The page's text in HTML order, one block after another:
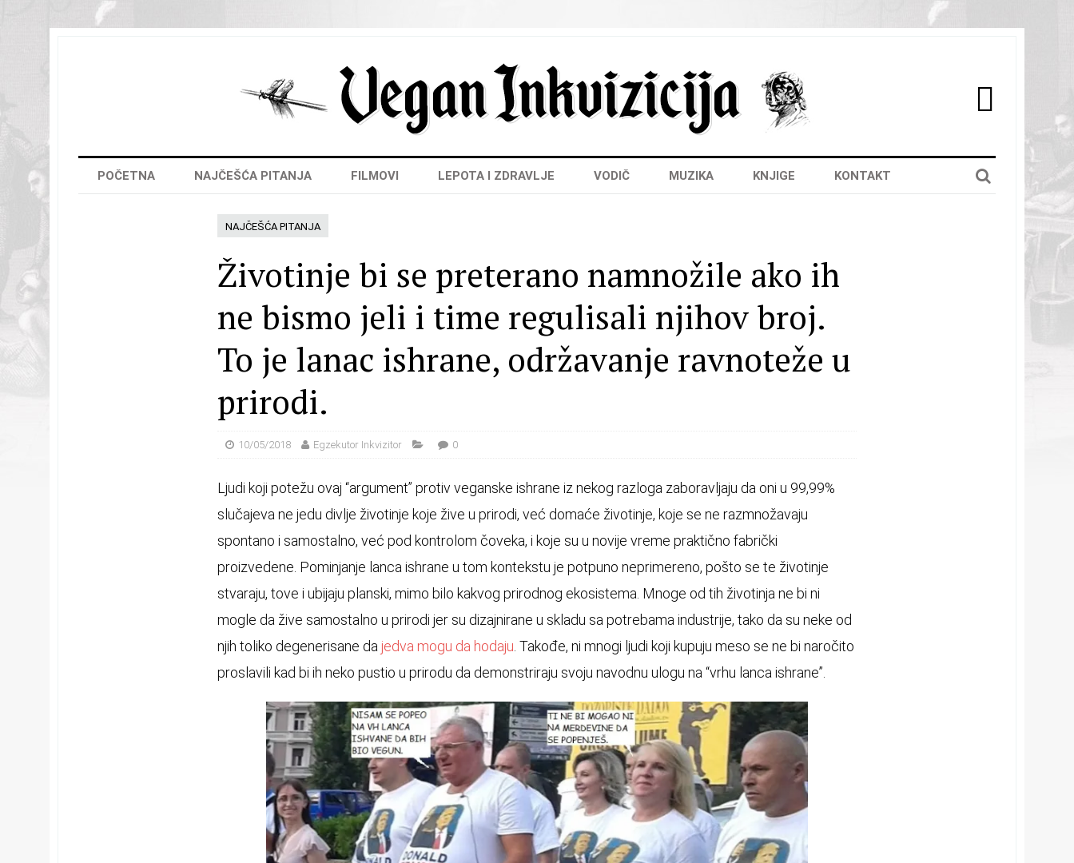
POČETNA NAJČEŠĆA PITANJA FILMOVI LEPOTA I ZDRAVLJE VODIČ MUZIKA KNJIGE KONTAKT 
NAJČEŠĆA PITANJA
Životinje bi se preterano namnožile ako ih
ne bismo jeli i time regulisali njihov broj.
To je lanac ishrane, održavanje ravnoteže u
prirodi.
10/05/2018 Egzekutor Inkvizitor 0
Ljudi koji potežu ovaj “argument” protiv veganske ishrane iz nekog razloga zaboravljaju da oni u 99,99%
slučajeva ne jedu divlje životinje koje žive u prirodi, već domaće životinje, koje se ne razmnožavaju
spontano i samostalno, već pod kontrolom čoveka, i koje su u novije vreme praktično fabrički
proizvedene. Pominjanje lanca ishrane u tom kontekstu je potpuno neprimereno, pošto se te životinje
stvaraju, tove i ubijaju planski, mimo bilo kakvog prirodnog ekosistema. Mnoge od tih životinja ne bi ni
mogle da žive samostalno u prirodi jer su dizajnirane u skladu sa potrebama industrije, tako da su neke od
njih toliko degenerisane da jedva mogu da hodaju . Takođe, ni mnogi ljudi koji kupuju meso se ne bi naročito
proslavili kad bi ih neko pustio u prirodu da demonstriraju svoju navodnu ulogu na “vrhu lanca ishrane”.